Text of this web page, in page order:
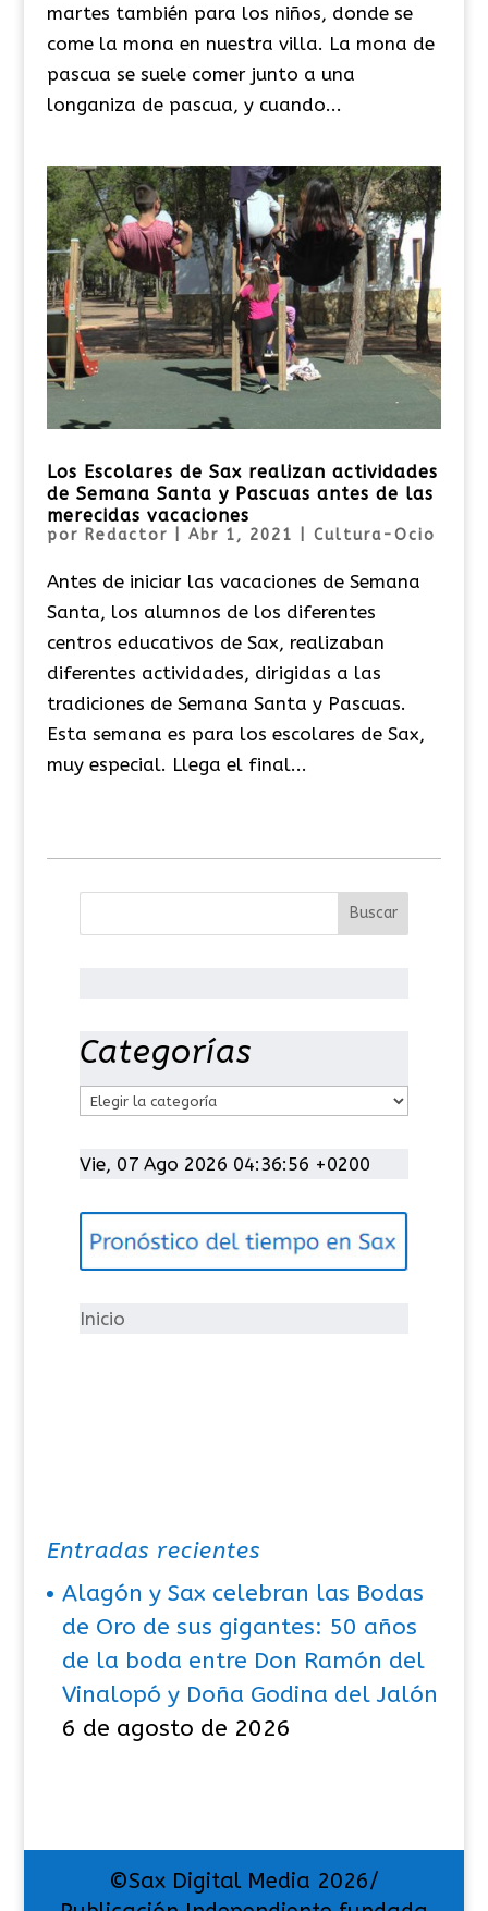
martes también para los niños, donde se
come la mona en nuestra villa. La mona de
pascua se suele comer junto a una
longaniza de pascua, y cuando...
Los Escolares de Sax realizan actividades
de Semana Santa y Pascuas antes de las
merecidas vacaciones
por Redactor Abr 1, 2021 Cultura-Ocio
Antes de iniciar las vacaciones de Semana
Santa, los alumnos de los diferentes
centros educativos de Sax, realizaban
diferentes actividades, dirigidas a las
tradiciones de Semana Santa y Pascuas.
Esta semana es para los escolares de Sax,
muy especial. Llega el final...
Categorías
t
g
í
Vie, 07 Ago 2026 04:36:57 +0200
Inicio
Entradas recientes
Alagón y Sax celebran las Bodas
de Oro de sus gigantes: 50 años
de la boda entre Don Ramón del
Vinalopó y Doña Godina del Jalón
6 de agosto de 2026
©Sax Digital Media 2026/